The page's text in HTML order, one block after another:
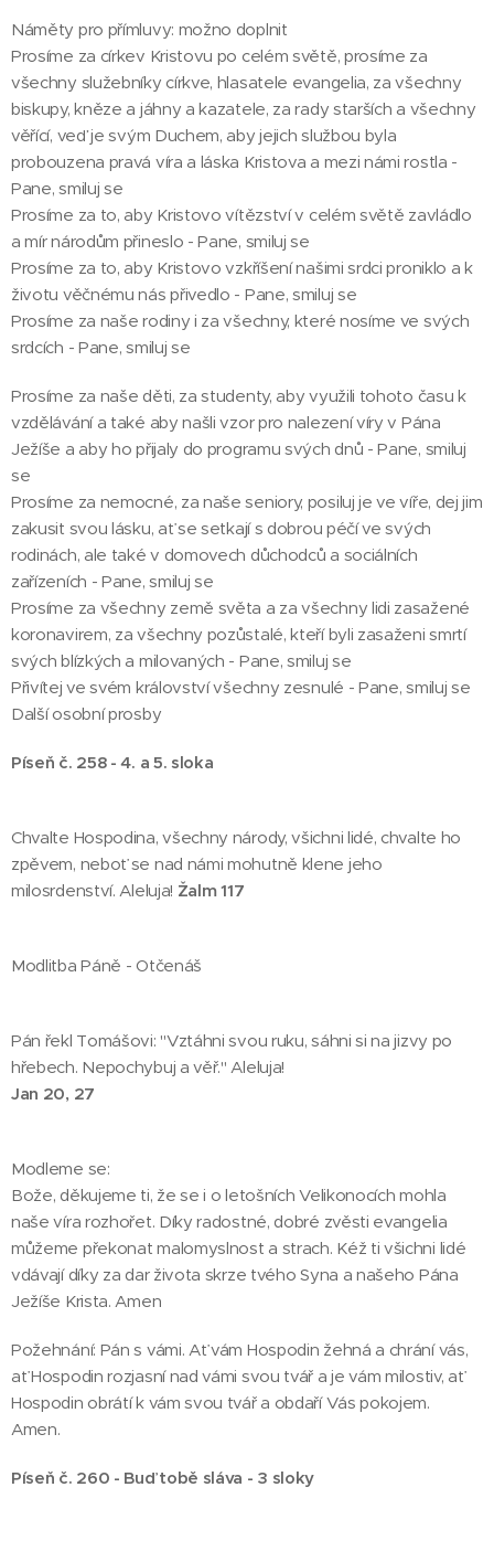
Náměty pro přímluvy: možno doplnit
Prosíme za církev Kristovu po celém světě, prosíme za
všechny služebníky církve, hlasatele evangelia, za všechny
biskupy, kněze a jáhny a kazatele, za rady starších a všechny
věřící, veď je svým Duchem, aby jejich službou byla
probouzena pravá víra a láska Kristova a mezi námi rostla -
Pane, smiluj se
Prosíme za to, aby Kristovo vítězství v celém světě zavládlo
a mír národům přineslo - Pane, smiluj se
Prosíme za to, aby Kristovo vzkříšení našimi srdci proniklo a k
životu věčnému nás přivedlo - Pane, smiluj se
Prosíme za naše rodiny i za všechny, které nosíme ve svých
srdcích - Pane, smiluj se
Prosíme za naše děti, za studenty, aby využili tohoto času k
vzdělávání a také aby našli vzor pro nalezení víry v Pána
Ježíše a aby ho přijaly do programu svých dnů - Pane, smiluj
se
Prosíme za nemocné, za naše seniory, posiluj je ve víře, dej jim
zakusit svou lásku, ať se setkají s dobrou péčí ve svých
rodinách, ale také v domovech důchodců a sociálních
zařízeních - Pane, smiluj se
Prosíme za všechny země světa a za všechny lidi zasažené
koronavirem, za všechny pozůstalé, kteří byli zasaženi smrtí
svých blízkých a milovaných - Pane, smiluj se
Přivítej ve svém království všechny zesnulé - Pane, smiluj se
Další osobní prosby
Píseň č. 258 - 4. a 5. sloka
Chvalte Hospodina, všechny národy, všichni lidé, chvalte ho
zpěvem, neboť se nad námi mohutně klene jeho
milosrdenství. Aleluja! Žalm 117
Modlitba Páně - Otčenáš
Pán řekl Tomášovi: "Vztáhni svou ruku, sáhni si na jizvy po
hřebech. Nepochybuj a věř." Aleluja!
Jan 20, 27
Modleme se:
Bože, děkujeme ti, že se i o letošních Velikonocích mohla
naše víra rozhořet. Díky radostné, dobré zvěsti evangelia
můžeme překonat malomyslnost a strach. Kéž ti všichni lidé
vdávají díky za dar života skrze tvého Syna a našeho Pána
Ježíše Krista. Amen
Požehnání: Pán s vámi. Ať vám Hospodin žehná a chrání vás,
ať Hospodin rozjasní nad vámi svou tvář a je vám milostiv, ať
Hospodin obrátí k vám svou tvář a obdaří Vás pokojem.
Amen.
Píseň č. 260 - Buď tobě sláva - 3 sloky